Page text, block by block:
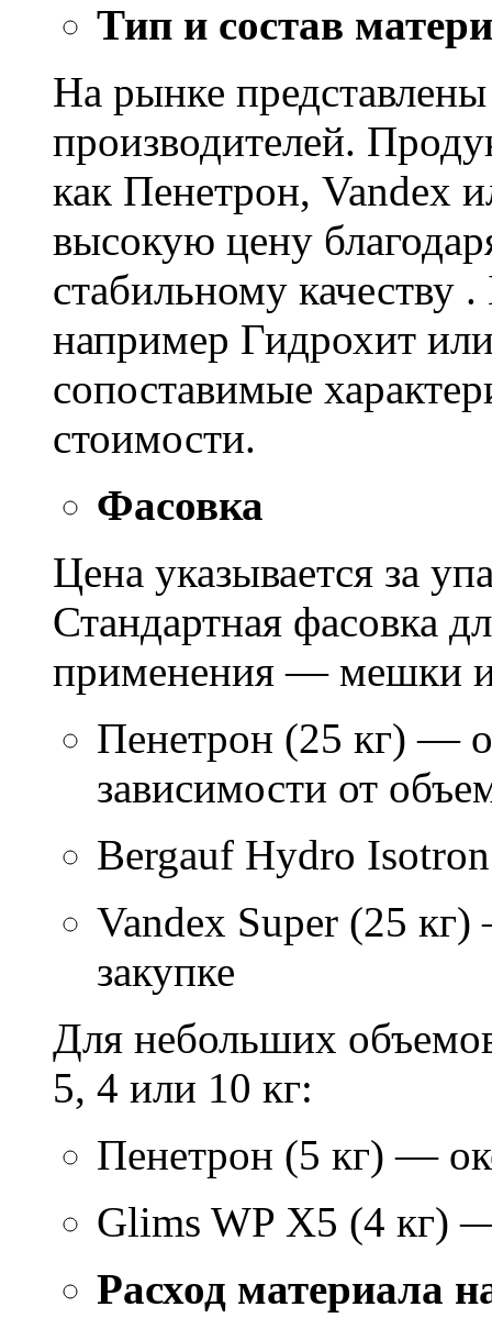
Тип и состав
На рынке
производителей.
как Пенетрон, Vandex
высокую цену
стабильному качеству
например Гидрохит
сопоставимые
стоимости.
Фасовка
Цена указывается за
Стандартная фасовка
применения — мешки
Пенетрон (25 кг) —
зависимости от
Bergauf Hydro
Vandex Super (25
закупке
Для небольших
5, 4 или 10 кг:
Пенетрон (5 кг) —
Glims WP X5 (4 кг)
Расход материала